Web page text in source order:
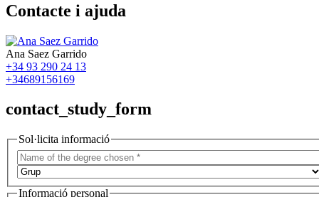
Contacte i ajuda
Ana Saez Garrido
+34 93 290 24 13
+34689156169
contact_study_form
Sol·licita informació
Informació personal